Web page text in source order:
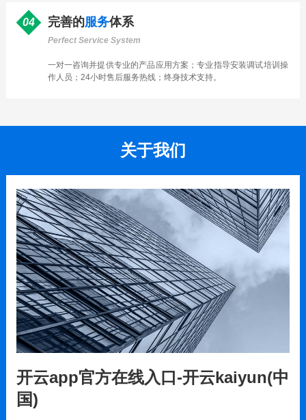
04 完善的服务体系
Perfect Service System
一对一咨询并提供专业的产品应用方案；专业指导安装调试培训操
作人员；24小时售后服务热线；终身技术支持。
关于我们
开云app官方在线入口-开云kaiyun(中
国)